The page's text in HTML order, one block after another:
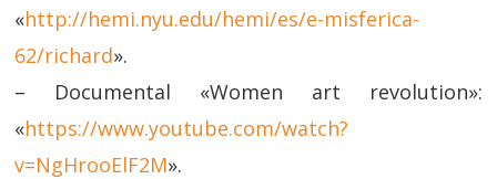
«http://hemi.nyu.edu/hemi/es/e-misferica-
62/richard».
– Documental «Women art revolution»:
«https://www.youtube.com/watch?
v=NgHrooElF2M».